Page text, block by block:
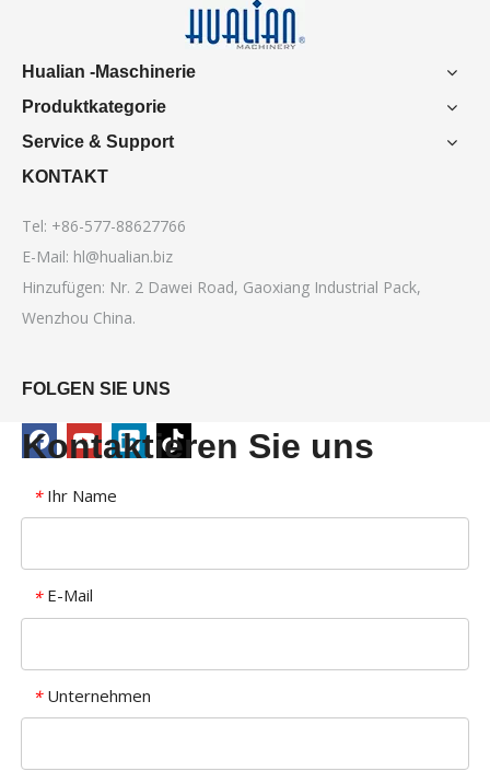
Hualian -Maschinerie
Produktkategorie
Service & Support
KONTAKT
Tel: +86-577-88627766
E-Mail: hl@hualian.biz
Hinzufügen: Nr. 2 Dawei Road, Gaoxiang Industrial Pack,
Wenzhou China.
FOLGEN SIE UNS
Kontaktieren Sie uns
* Ihr Name
* E-Mail
* Unternehmen